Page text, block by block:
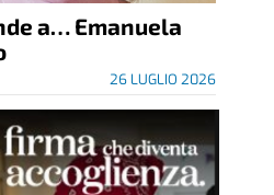
a… Emanuela
26 LUGLIO 2026